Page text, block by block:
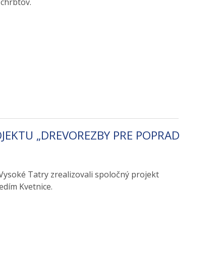
„DREVOREZBY PRE POPRAD
Tatry zrealizovali spoločný projekt
Kvetnice.